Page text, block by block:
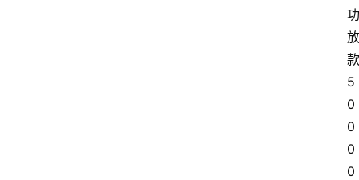
功
放
款
5
0
0
0
0